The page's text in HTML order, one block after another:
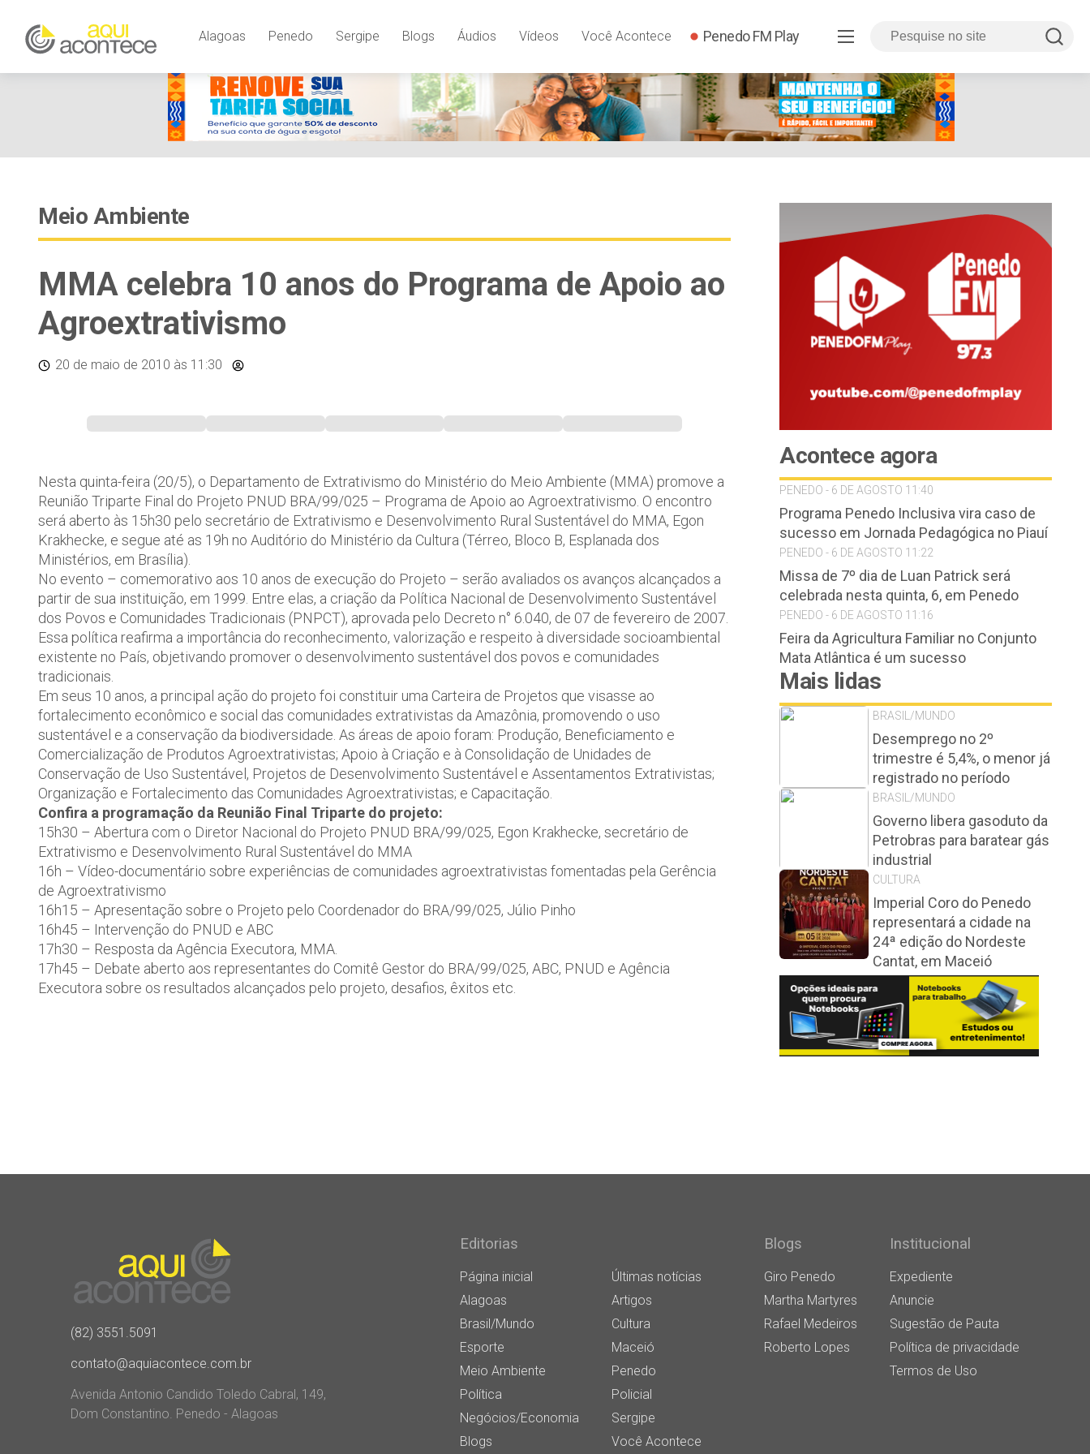
Alagoas Penedo Sergipe Blogs Áudios Vídeos Você Acontece Penedo FM Play
Meio Ambiente
MMA celebra 10 anos do Programa de Apoio ao
Agroextrativismo
20 de maio de 2010 às 11:30
Nesta quinta-feira (20/5), o Departamento de Extrativismo do Ministério do Meio Ambiente (MMA) promove a
Reunião Triparte Final do Projeto PNUD BRA/99/025 – Programa de Apoio ao Agroextrativismo. O encontro
será aberto às 15h30 pelo secretário de Extrativismo e Desenvolvimento Rural Sustentável do MMA, Egon
Krakhecke, e segue até as 19h no Auditório do Ministério da Cultura (Térreo, Bloco B, Esplanada dos
Ministérios, em Brasília).
No evento – comemorativo aos 10 anos de execução do Projeto – serão avaliados os avanços alcançados a
partir de sua instituição, em 1999. Entre elas, a criação da Política Nacional de Desenvolvimento Sustentável
dos Povos e Comunidades Tradicionais (PNPCT), aprovada pelo Decreto n° 6.040, de 07 de fevereiro de 2007.
Essa política reafirma a importância do reconhecimento, valorização e respeito à diversidade socioambiental
existente no País, objetivando promover o desenvolvimento sustentável dos povos e comunidades
tradicionais.
Em seus 10 anos, a principal ação do projeto foi constituir uma Carteira de Projetos que visasse ao
fortalecimento econômico e social das comunidades extrativistas da Amazônia, promovendo o uso
sustentável e a conservação da biodiversidade. As áreas de apoio foram: Produção, Beneficiamento e
Comercialização de Produtos Agroextrativistas; Apoio à Criação e à Consolidação de Unidades de
Conservação de Uso Sustentável, Projetos de Desenvolvimento Sustentável e Assentamentos Extrativistas;
Organização e Fortalecimento das Comunidades Agroextrativistas; e Capacitação.
Confira a programação da Reunião Final Triparte do projeto:
15h30 – Abertura com o Diretor Nacional do Projeto PNUD BRA/99/025, Egon Krakhecke, secretário de
Extrativismo e Desenvolvimento Rural Sustentável do MMA
16h – Vídeo-documentário sobre experiências de comunidades agroextrativistas fomentadas pela Gerência
de Agroextrativismo
16h15 – Apresentação sobre o Projeto pelo Coordenador do BRA/99/025, Júlio Pinho
16h45 – Intervenção do PNUD e ABC
17h30 – Resposta da Agência Executora, MMA.
17h45 – Debate aberto aos representantes do Comitê Gestor do BRA/99/025, ABC, PNUD e Agência
Executora sobre os resultados alcançados pelo projeto, desafios, êxitos etc.
Acontece agora
PENEDO - 6 DE AGOSTO 11:40
Programa Penedo Inclusiva vira caso de
sucesso em Jornada Pedagógica no Piauí
PENEDO - 6 DE AGOSTO 11:22
Missa de 7º dia de Luan Patrick será
celebrada nesta quinta, 6, em Penedo
PENEDO - 6 DE AGOSTO 11:16
Feira da Agricultura Familiar no Conjunto
Mata Atlântica é um sucesso
Mais lidas
BRASIL/MUNDO
Desemprego no 2º
trimestre é 5,4%, o menor já
registrado no período
BRASIL/MUNDO
Governo libera gasoduto da
Petrobras para baratear gás
industrial
CULTURA
Imperial Coro do Penedo
representará a cidade na
24ª edição do Nordeste
Cantat, em Maceió
(82) 3551.5091
contato@aquiacontece.com.br
Avenida Antonio Candido Toledo Cabral, 149,
Dom Constantino. Penedo - Alagoas
Editorias
Página inicial
Últimas notícias
Alagoas
Artigos
Brasil/Mundo
Cultura
Esporte
Maceió
Meio Ambiente
Penedo
Política
Policial
Negócios/Economia
Sergipe
Blogs
Você Acontece
Blogs
Giro Penedo
Martha Martyres
Rafael Medeiros
Roberto Lopes
Institucional
Expediente
Anuncie
Sugestão de Pauta
Política de privacidade
Termos de Uso